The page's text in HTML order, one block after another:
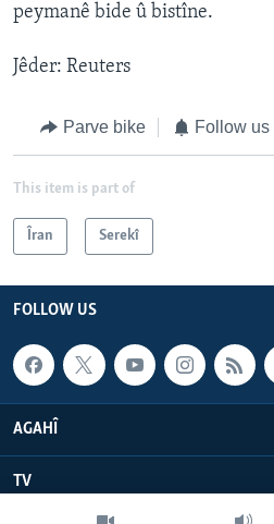
peymanê bide û bistîne.
Jêder: Reuters
Parve bike Follow us
This item is part of
Îran Serekî
FOLLOW US
AGAHÎ
TV